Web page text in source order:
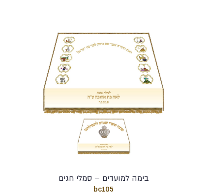
בימה למועדים – סמלי חגים
bc105